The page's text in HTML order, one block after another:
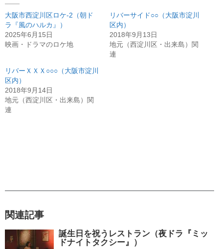
大阪市西淀川区ロケ-2（朝ド
ラ『風のハルカ』）
2025年6月15日
映画・ドラマのロケ地
リバーサイド○○（大阪市淀川
区内）
2018年9月13日
地元（西淀川区・出来島）関
連
リバーＸＸＸ○○○（大阪市淀川
区内）
2018年9月14日
地元（西淀川区・出来島）関
連
関連記事
誕生日を祝うレストラン（夜ドラ『ミッ
ドナイトタクシー』）